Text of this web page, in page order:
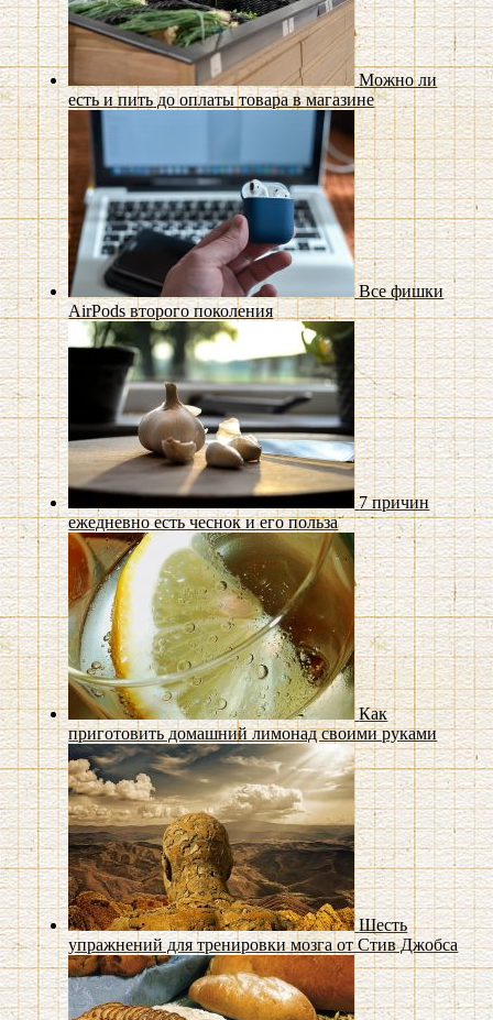
Можно ли
есть и пить до оплаты товара в магазине
Все фишки
AirPods второго поколения
7 причин
ежедневно есть чеснок и его польза
Как
приготовить домашний лимонад своими руками
Шесть
упражнений для тренировки мозга от Стив Джобса